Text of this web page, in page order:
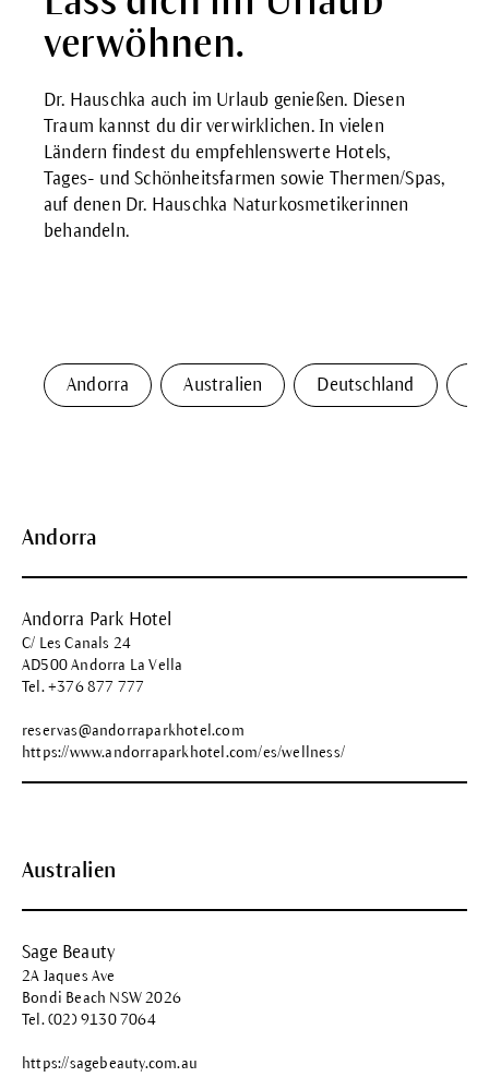
verwöhnen.
Dr. Hauschka auch im Urlaub genießen. Diesen
Traum kannst du dir verwirklichen. In vielen
Ländern findest du empfehlenswerte Hotels,
Tages- und Schönheitsfarmen sowie Thermen/Spas,
auf denen Dr. Hauschka Naturkosmetikerinnen
behandeln.
Andorra Australien Deutschland
Andorra
Andorra Park Hotel
C/ Les Canals 24
AD500 Andorra La Vella
Tel. +376 877 777
reservas@andorraparkhotel.com
https://www.andorraparkhotel.com/es/wellness/
Australien
Sage Beauty
2A Jaques Ave
Bondi Beach NSW 2026
Tel. (02) 9130 7064
https://sagebeauty.com.au